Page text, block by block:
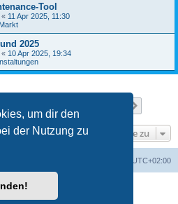
um dir den
der Nutzung zu
Tool
« 11 Apr 2025, 11:30
2025
« 10 Apr 2025, 19:34
Gehe zu
UTC+02:00
Forum Software © phpBB Limited
phpBB.de